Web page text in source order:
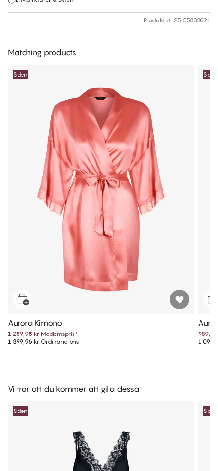
Produkt #: 25155833021
Matching products
Siden
Aurora Kimono
1 259,95 kr Medlemspris*
1 399,95 kr Ordinarie pris
Siden
1
Vi tror att du kommer att gilla dessa
Siden Siden